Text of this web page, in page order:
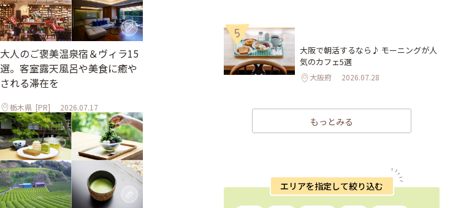
大人のご褒美温泉宿＆ヴィラ15
選。客室露天風呂や美食に癒や
される滞在を
栃木県[PR] 2026.07.17
5
大阪で朝活するなら♪ モーニングが人
気のカフェ5選
大阪府 2026.07.28
もっとみる
エリアを指定して絞り込む